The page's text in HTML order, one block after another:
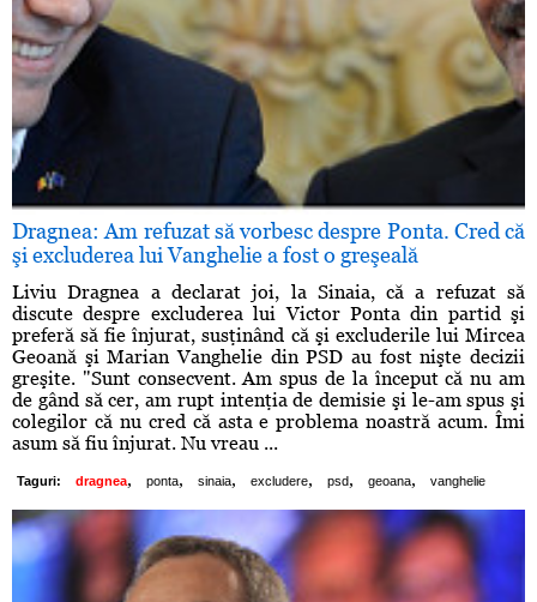
Dragnea: Am refuzat să vorbesc despre Ponta. Cred că
şi excluderea lui Vanghelie a fost o greşeală
Liviu Dragnea a declarat joi, la Sinaia, că a refuzat să
discute despre excluderea lui Victor Ponta din partid şi
preferă să fie înjurat, susţinând că şi excluderile lui Mircea
Geoană şi Marian Vanghelie din PSD au fost nişte decizii
greşite. "Sunt consecvent. Am spus de la început că nu am
de gând să cer, am rupt intenţia de demisie şi le-am spus şi
colegilor că nu cred că asta e problema noastră acum. Îmi
asum să fiu înjurat. Nu vreau ...
Taguri: dragnea, ponta, sinaia, excludere, psd, geoana, vanghelie